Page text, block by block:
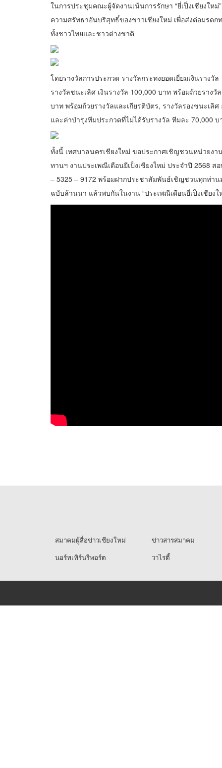
ในการประชุมคณะผู้จัดงานเน้นการรักษา “ยี่เป็งเชียงใ
ความศรัทธาอันบริสุทธิ์ของชาวเชียงใหม่ เพื่อส่งต่อมร
ทั้งชาวไทยและชาวต่างชาติ
โดยรางวัลการประกวด รางวัลกระทงยอดเยี่ยมเงินราง
รางวัลชนะเลิศ เงินรางวัล 100,000 บาท พร้อมถ้วยราง
บาท พร้อมถ้วยรางวัลและเกียรติบัตร, รางวัลรองชนะเลิ
และค่าบำรุงทีมประกวดที่ไม่ได้รับรางวัล ทีมละ 70,000
ทั้งนี้ เทศบาลนครเชียงใหม่ ขอประกาศเชิญชวนหน่วยง
ทานฯ งานประเพณีเดือนยีเป็งเชียงใหม่ ประจำปี 2568
– 5325 – 9172 พร้อมฝากประชาสัมพันธ์เชิญชวนทุกท่า
ฉบับล้านนา แล้วพบกันในงาน “ประเพณีเดือนยี่เป็งเชียง
สมาคมผู้สื่อข่าวเชียงใหม่
ข่าวสารสมาคม
นอร์ทเทิร์นรีพอร์ต
วาไรตี้